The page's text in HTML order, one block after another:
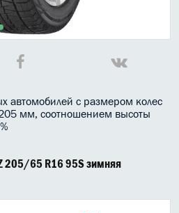
автомобилей с размером колес
мм, соотношением высоты
205/65 R16 95S зимняя